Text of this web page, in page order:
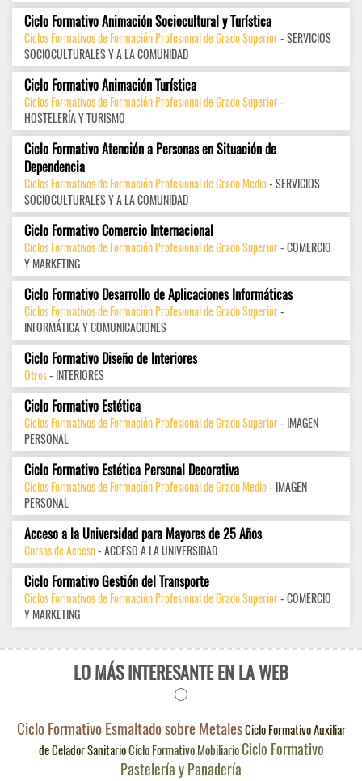
Ciclo Formativo Animación Sociocultural y Turística
Ciclos Formativos de Formación Profesional de Grado Superior- SERVICIOS
SOCIOCULTURALES Y A LA COMUNIDAD
Ciclo Formativo Animación Turística
Ciclos Formativos de Formación Profesional de Grado Superior-
HOSTELERÍA Y TURISMO
Ciclo Formativo Atención a Personas en Situación de
Dependencia
Ciclos Formativos de Formación Profesional de Grado Medio- SERVICIOS
SOCIOCULTURALES Y A LA COMUNIDAD
Ciclo Formativo Comercio Internacional
Ciclos Formativos de Formación Profesional de Grado Superior- COMERCIO
Y MARKETING
Ciclo Formativo Desarrollo de Aplicaciones Informáticas
Ciclos Formativos de Formación Profesional de Grado Superior-
INFORMÁTICA Y COMUNICACIONES
Ciclo Formativo Diseño de Interiores
Otros- INTERIORES
Ciclo Formativo Estética
Ciclos Formativos de Formación Profesional de Grado Superior- IMAGEN
PERSONAL
Ciclo Formativo Estética Personal Decorativa
Ciclos Formativos de Formación Profesional de Grado Medio- IMAGEN
PERSONAL
Acceso a la Universidad para Mayores de 25 Años
Cursos de Acceso- ACCESO A LA UNIVERSIDAD
Ciclo Formativo Gestión del Transporte
Ciclos Formativos de Formación Profesional de Grado Superior- COMERCIO
Y MARKETING
LO MÁS INTERESANTE EN LA WEB
Ciclo Formativo Esmaltado sobre MetalesCiclo Formativo Auxiliar
de Celador SanitarioCiclo Formativo MobiliarioCiclo Formativo
Pastelería y Panadería